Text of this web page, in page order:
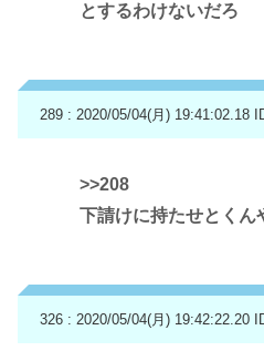
とするわけないだろ
289 : 2020/05/04(月) 19:41:02.18
>>208
下請けに持たせとくん
326 : 2020/05/04(月) 19:42:22.20